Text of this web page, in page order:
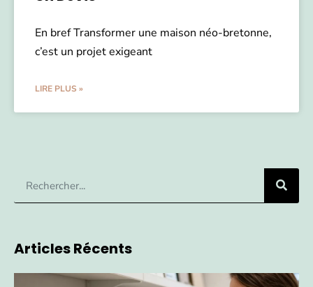
En bref Transformer une maison néo-bretonne,
c’est un projet exigeant
LIRE PLUS »
Articles Récents